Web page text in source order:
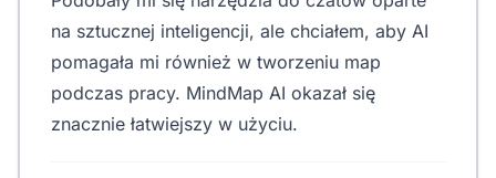
na sztucznej inteligencji, ale chciałem, aby AI
pomagała mi również w tworzeniu map
podczas pracy. MindMap AI okazał się
znacznie łatwiejszy w użyciu.